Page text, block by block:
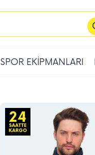
SPOR EKİPMANLARI